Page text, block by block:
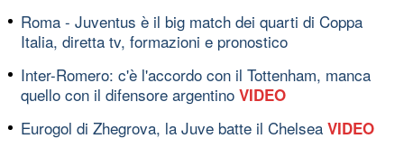
Roma - Juventus è il big match dei quarti di Coppa
Italia, diretta tv, formazioni e pronostico
Inter-Romero: c'è l'accordo con il Tottenham, manca
quello con il difensore argentino VIDEO
Eurogol di Zhegrova, la Juve batte il Chelsea VIDEO